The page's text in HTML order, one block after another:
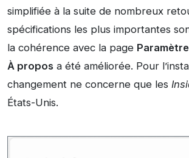
simplifiée à la suite de nombreux
spécifications les plus importantes
la cohérence avec la page
À propos a été améliorée. Pour
changement ne concerne que les
États-Unis.